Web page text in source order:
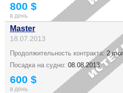
800 $
в день
Master
18.07.2013
Продолжительность контракта: 2
Посадка на судно: 08.08.2013
600 $
в день